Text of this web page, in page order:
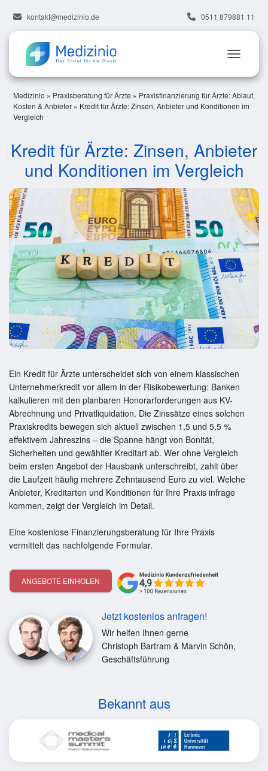
kontakt@medizinio.de 0511 879881 11
Medizinio » Praxisberatung für Ärzte » Praxisfinanzierung für Ärzte: Ablauf,
Kosten & Anbieter » Kredit für Ärzte: Zinsen, Anbieter und Konditionen im
Vergleich
Kredit für Ärzte: Zinsen, Anbieter
und Konditionen im Vergleich
Ein Kredit für Ärzte unterscheidet sich von einem klassischen
Unternehmerkredit vor allem in der Risikobewertung: Banken
kalkulieren mit den planbaren Honorarforderungen aus KV-
Abrechnung und Privatliquidation. Die Zinssätze eines solchen
Praxiskredits bewegen sich aktuell zwischen 1,5 und 5,5 %
effektivem Jahreszins – die Spanne hängt von Bonität,
Sicherheiten und gewählter Kreditart ab. Wer ohne Vergleich
beim ersten Angebot der Hausbank unterschreibt, zahlt über
die Laufzeit häufig mehrere Zehntausend Euro zu viel. Welche
Anbieter, Kreditarten und Konditionen für Ihre Praxis infrage
kommen, zeigt der Vergleich im Detail.
Eine kostenlose Finanzierungsberatung für Ihre Praxis
vermittelt das nachfolgende Formular.
ANGEBOTE EINHOLEN
Jetzt kostenlos anfragen!
Wir helfen Ihnen gerne
Christoph Bartram & Marvin Schön,
Geschäftsführung
Bekannt aus